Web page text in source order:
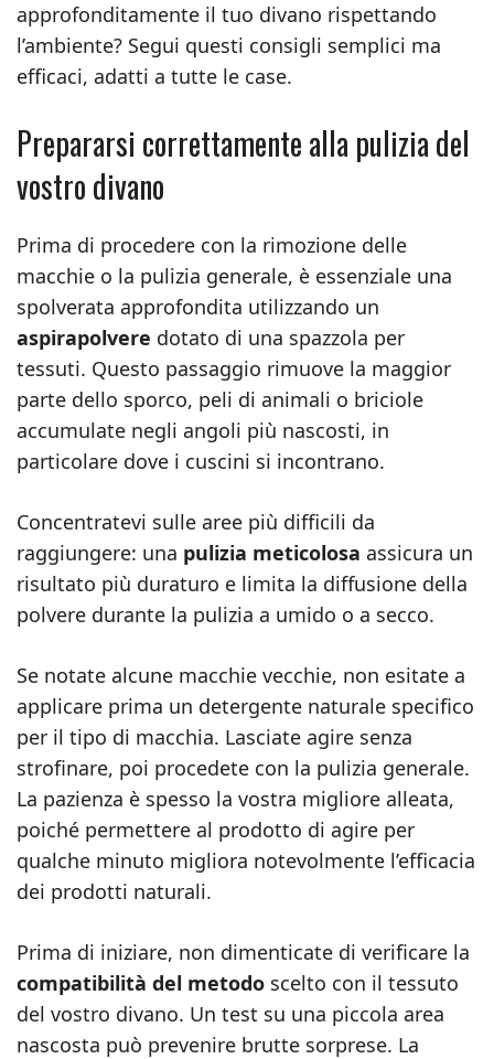
approfonditamente il tuo divano rispettando
l’ambiente? Segui questi consigli semplici ma
efficaci, adatti a tutte le case.
Prepararsi correttamente alla pulizia del
vostro divano
Prima di procedere con la rimozione delle
macchie o la pulizia generale, è essenziale una
spolverata approfondita utilizzando un
aspirapolvere dotato di una spazzola per
tessuti. Questo passaggio rimuove la maggior
parte dello sporco, peli di animali o briciole
accumulate negli angoli più nascosti, in
particolare dove i cuscini si incontrano.
Concentratevi sulle aree più difficili da
raggiungere: una pulizia meticolosa assicura un
risultato più duraturo e limita la diffusione della
polvere durante la pulizia a umido o a secco.
Se notate alcune macchie vecchie, non esitate a
applicare prima un detergente naturale specifico
per il tipo di macchia. Lasciate agire senza
strofinare, poi procedete con la pulizia generale.
La pazienza è spesso la vostra migliore alleata,
poiché permettere al prodotto di agire per
qualche minuto migliora notevolmente l’efficacia
dei prodotti naturali.
Prima di iniziare, non dimenticate di verificare la
compatibilità del metodo scelto con il tessuto
del vostro divano. Un test su una piccola area
nascosta può prevenire brutte sorprese. La